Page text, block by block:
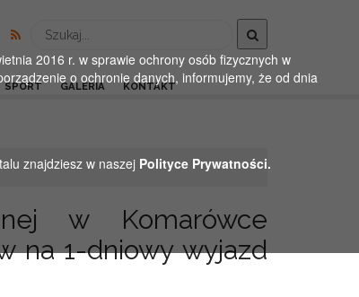
Wyszukaj
SPORT GALERIA KONTAKT
w Komarówce
na 1-dniowy wyjazd
2016 r. w sprawie ochrony osób fizycznych w
o ochronie danych, informujemy, że od dnia
znajdziesz w naszej Polityce Prywatności.